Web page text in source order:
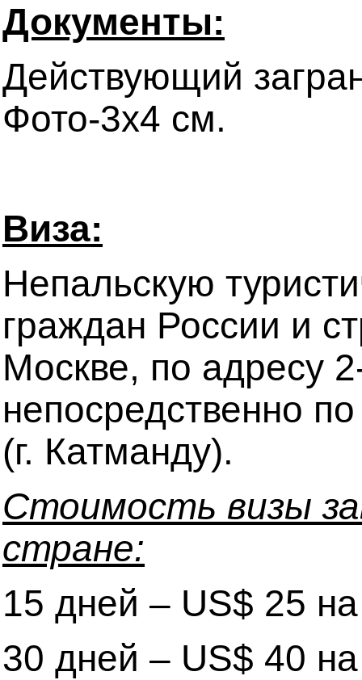
Документы:
Действующий
Фото-3х4 см.
Виза:
Непальскую
граждан России и
Москве, по адресу
непосредственно
(г. Катманду).
Стоимость визы
стране:
15 дней – US$ 25
30 дней – US$ 40